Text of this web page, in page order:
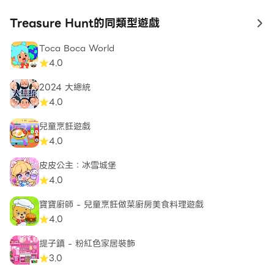
Treasure Hunt的同類型遊戲 to
Toca Boca World
4.0
2024 大總統
4.0
兒童烹飪遊戲
4.0
皮皮公主：冰雪城堡
4.0
寶寶廚師 - 兒童烹飪做菜廚房美食料理遊戲
4.0
提子鎮 - 粉紅色家居裝飾
3.0